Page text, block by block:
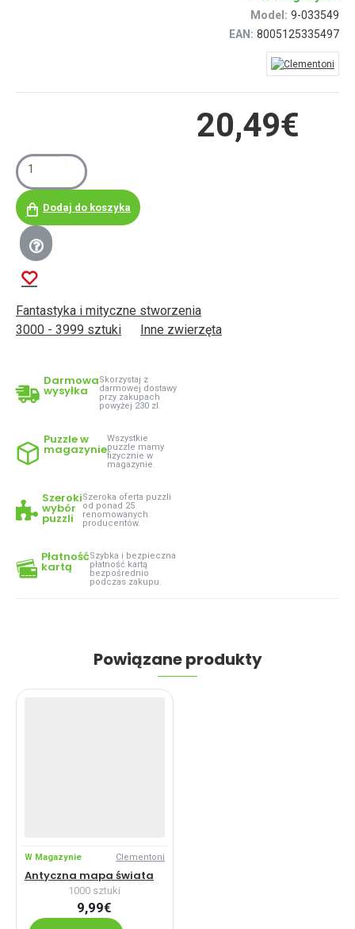
20,49€
Model: 9-033549
EAN: 8005125335497
Dodaj do koszyka
Fantastyka i mityczne stworzenia
3000 - 3999 sztuki
Inne zwierzęta
Darmowa
wysyłka
Skorzystaj z
darmowej dostawy
przy zakupach
powyżej 230 zl.
Puzzle w
magazynie
Wszystkie
puzzle mamy
fizycznie w
magazynie.
Szeroki
wybór
puzzli
Szeroka oferta puzzli
od ponad 25
renomowanych
producentów.
Płatność
kartą
Szybka i bezpieczna
płatność kartą
bezpośrednio
podczas zakupu.
Powiązane produkty
W Magazynie Clementoni
Antyczna mapa świata
1000 sztuki
9,99€